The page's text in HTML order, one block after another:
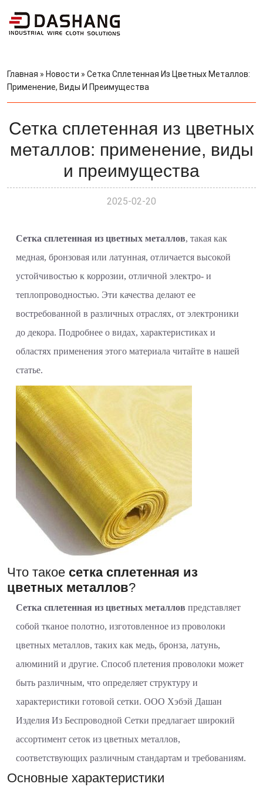
Главная » Новости » Сетка Сплетенная Из Цветных Металлов:
Применение, Виды И Преимущества
Сетка сплетенная из цветных
металлов: применение, виды
и преимущества
2025-02-20
Сетка сплетенная из цветных металлов, такая как
медная, бронзовая или латунная, отличается высокой
устойчивостью к коррозии, отличной электро- и
теплопроводностью. Эти качества делают ее
востребованной в различных отраслях, от электроники
до декора. Подробнее о видах, характеристиках и
областях применения этого материала читайте в нашей
статье.
Что такое сетка сплетенная из
цветных металлов?
Сетка сплетенная из цветных металлов представляет
собой тканое полотно, изготовленное из проволоки
цветных металлов, таких как медь, бронза, латунь,
алюминий и другие. Способ плетения проволоки может
быть различным, что определяет структуру и
характеристики готовой сетки. ООО Хэбэй Дашан
Изделия Из Беспроводной Сетки предлагает широкий
ассортимент сеток из цветных металлов,
соответствующих различным стандартам и требованиям.
Основные характеристики